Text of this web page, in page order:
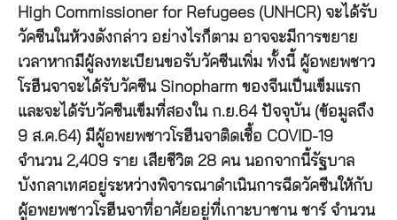
High Commissioner for Refugees (UNHCR) จะได้รับ
วัคซีนในห้วงดังกล่าว อย่างไรก็ตาม อาจจะมีการขยาย
เวลาหากมีผู้ลงทะเบียนขอรับวัคซีนเพิ่ม ทั้งนี้ ผู้อพยพชาว
โรฮีนจาจะได้รับวัคซีน Sinopharm ของจีนเป็นเข็มแรก
และจะได้รับวัคซีนเข็มที่สองใน ก.ย.64 ปัจจุบัน (ข้อมูลถึง
9 ส.ค.64) มีผู้อพยพชาวโรฮีนจาติดเชื้อ COVID-19
จำนวน 2,409 ราย เสียชีวิต 28 คน นอกจากนี้รัฐบาล
บังกลาเทศอยู่ระหว่างพิจารณาดำเนินการฉีดวัคซีนให้กับ
ผู้อพยพชาวโรฮีนจาที่อาศัยอยู่ที่เกาะบาชาน ชาร์ จำนวน